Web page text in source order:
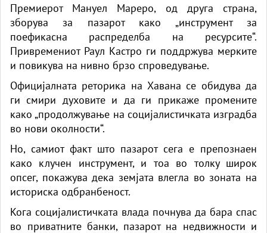
Премиерот Мануел Мареро, од друга страна,
зборува за пазарот како „инструмент за
поефикасна распределба на ресурсите“.
Привремениот Раул Кастро ги поддржува мерките
и повикува на нивно брзо спроведување.
Официјалната реторика на Хавана се обидува да
ги смири духовите и да ги прикаже промените
како „продолжување на социјалистичката изградба
во нови околности“.
Но, самиот факт што пазарот сега е препознаен
како клучен инструмент, и тоа во толку широк
опсег, покажува дека земјата влегла во зоната на
историска одбранбеност.
Кога социјалистичката влада почнува да бара спас
во приватните банки, пазарот на недвижности и